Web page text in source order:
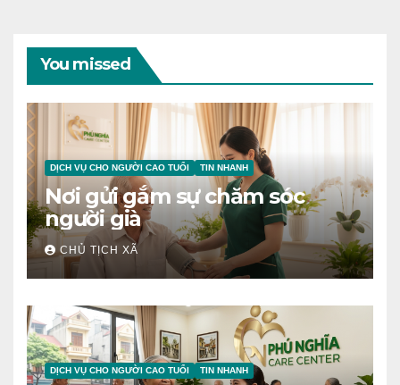
You missed
DỊCH VỤ CHO NGƯỜI CAO TUỔI TIN NHANH
Nơi gửi gắm sự chăm sóc
người già
CHỦ TỊCH XÃ
DỊCH VỤ CHO NGƯỜI CAO TUỔI TIN NHANH